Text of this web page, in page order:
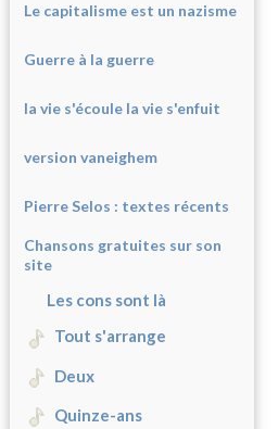
Le capitalisme est un nazisme
Guerre à la guerre
la vie s'écoule la vie s'enfuit
version vaneighem
Pierre Selos : textes récents
Chansons gratuites sur son
site
Les cons sont là
Tout s'arrange
Deux
Quinze-ans